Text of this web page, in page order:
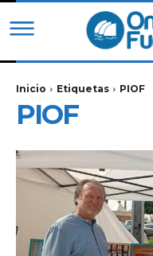
Inicio Etiquetas PIOF
PIOF